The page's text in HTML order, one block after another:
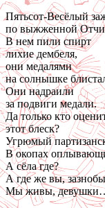
Пятьсот-Весёлый
по выжженной
В нем пили спирт
лихие дембеля,
они медалями
на солнышке
Они надраили
за подвиги медали.
Да только кто
этот блеск?
Угрюмый
В окопах
А сёла где?
А где же вы,
Мы живы,